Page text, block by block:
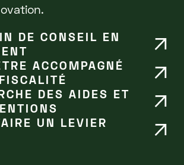
DE CONSEIL EN
ACCOMPAGNÉ
DES AIDES ET
UN LEVIER